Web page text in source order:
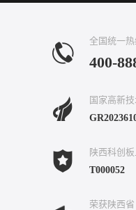
全国统一热
400-
国家高新技
陕西科创板
T000052
荣获陕西省